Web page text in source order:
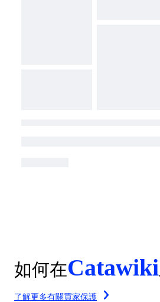
如何在Catawiki
了解更多有關買家保護